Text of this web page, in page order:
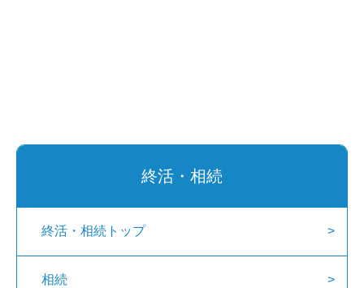
終活・相続
終活・相続トップ
相続